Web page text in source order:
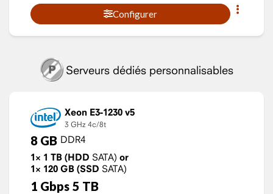
Configurer
Serveurs dédiés personnalisables
Xeon E3-1230 v5
3 GHz 4c/8t
8 GB DDR4
1× 1 TB (HDD SATA) or
1× 120 GB (SSD SATA)
1 Gbps 5 TB